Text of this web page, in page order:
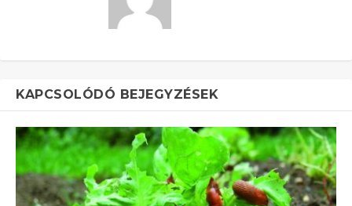
KAPCSOLÓDÓ BEJEGYZÉSEK